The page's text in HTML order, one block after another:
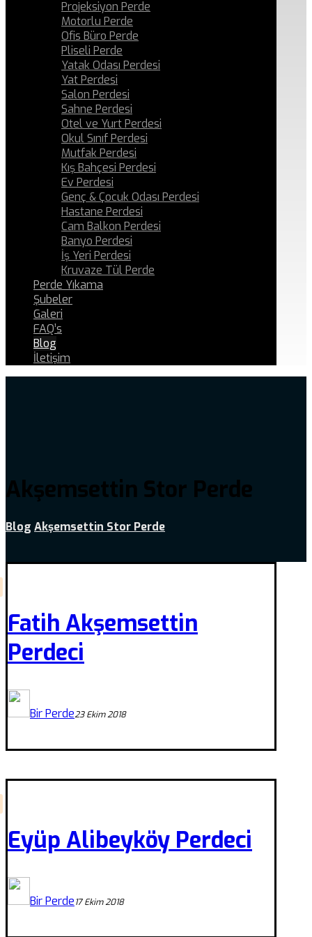
Projeksiyon Perde
Motorlu Perde
Ofis Büro Perde
Pliseli Perde
Yatak Odası Perdesi
Yat Perdesi
Salon Perdesi
Sahne Perdesi
Otel ve Yurt Perdesi
Okul Sınıf Perdesi
Mutfak Perdesi
Kış Bahçesi Perdesi
Ev Perdesi
Genç & Çocuk Odası Perdesi
Hastane Perdesi
Cam Balkon Perdesi
Banyo Perdesi
İş Yeri Perdesi
Kruvaze Tül Perde
Perde Yıkama
Şubeler
Galeri
FAQ’s
Blog
İletişim
Akşemsettin Stor Perde
Blog Akşemsettin Stor Perde
Fatih Akşemsettin
Perdeci
Bir Perde23 Ekim 2018
Eyüp Alibeyköy Perdeci
Bir Perde17 Ekim 2018